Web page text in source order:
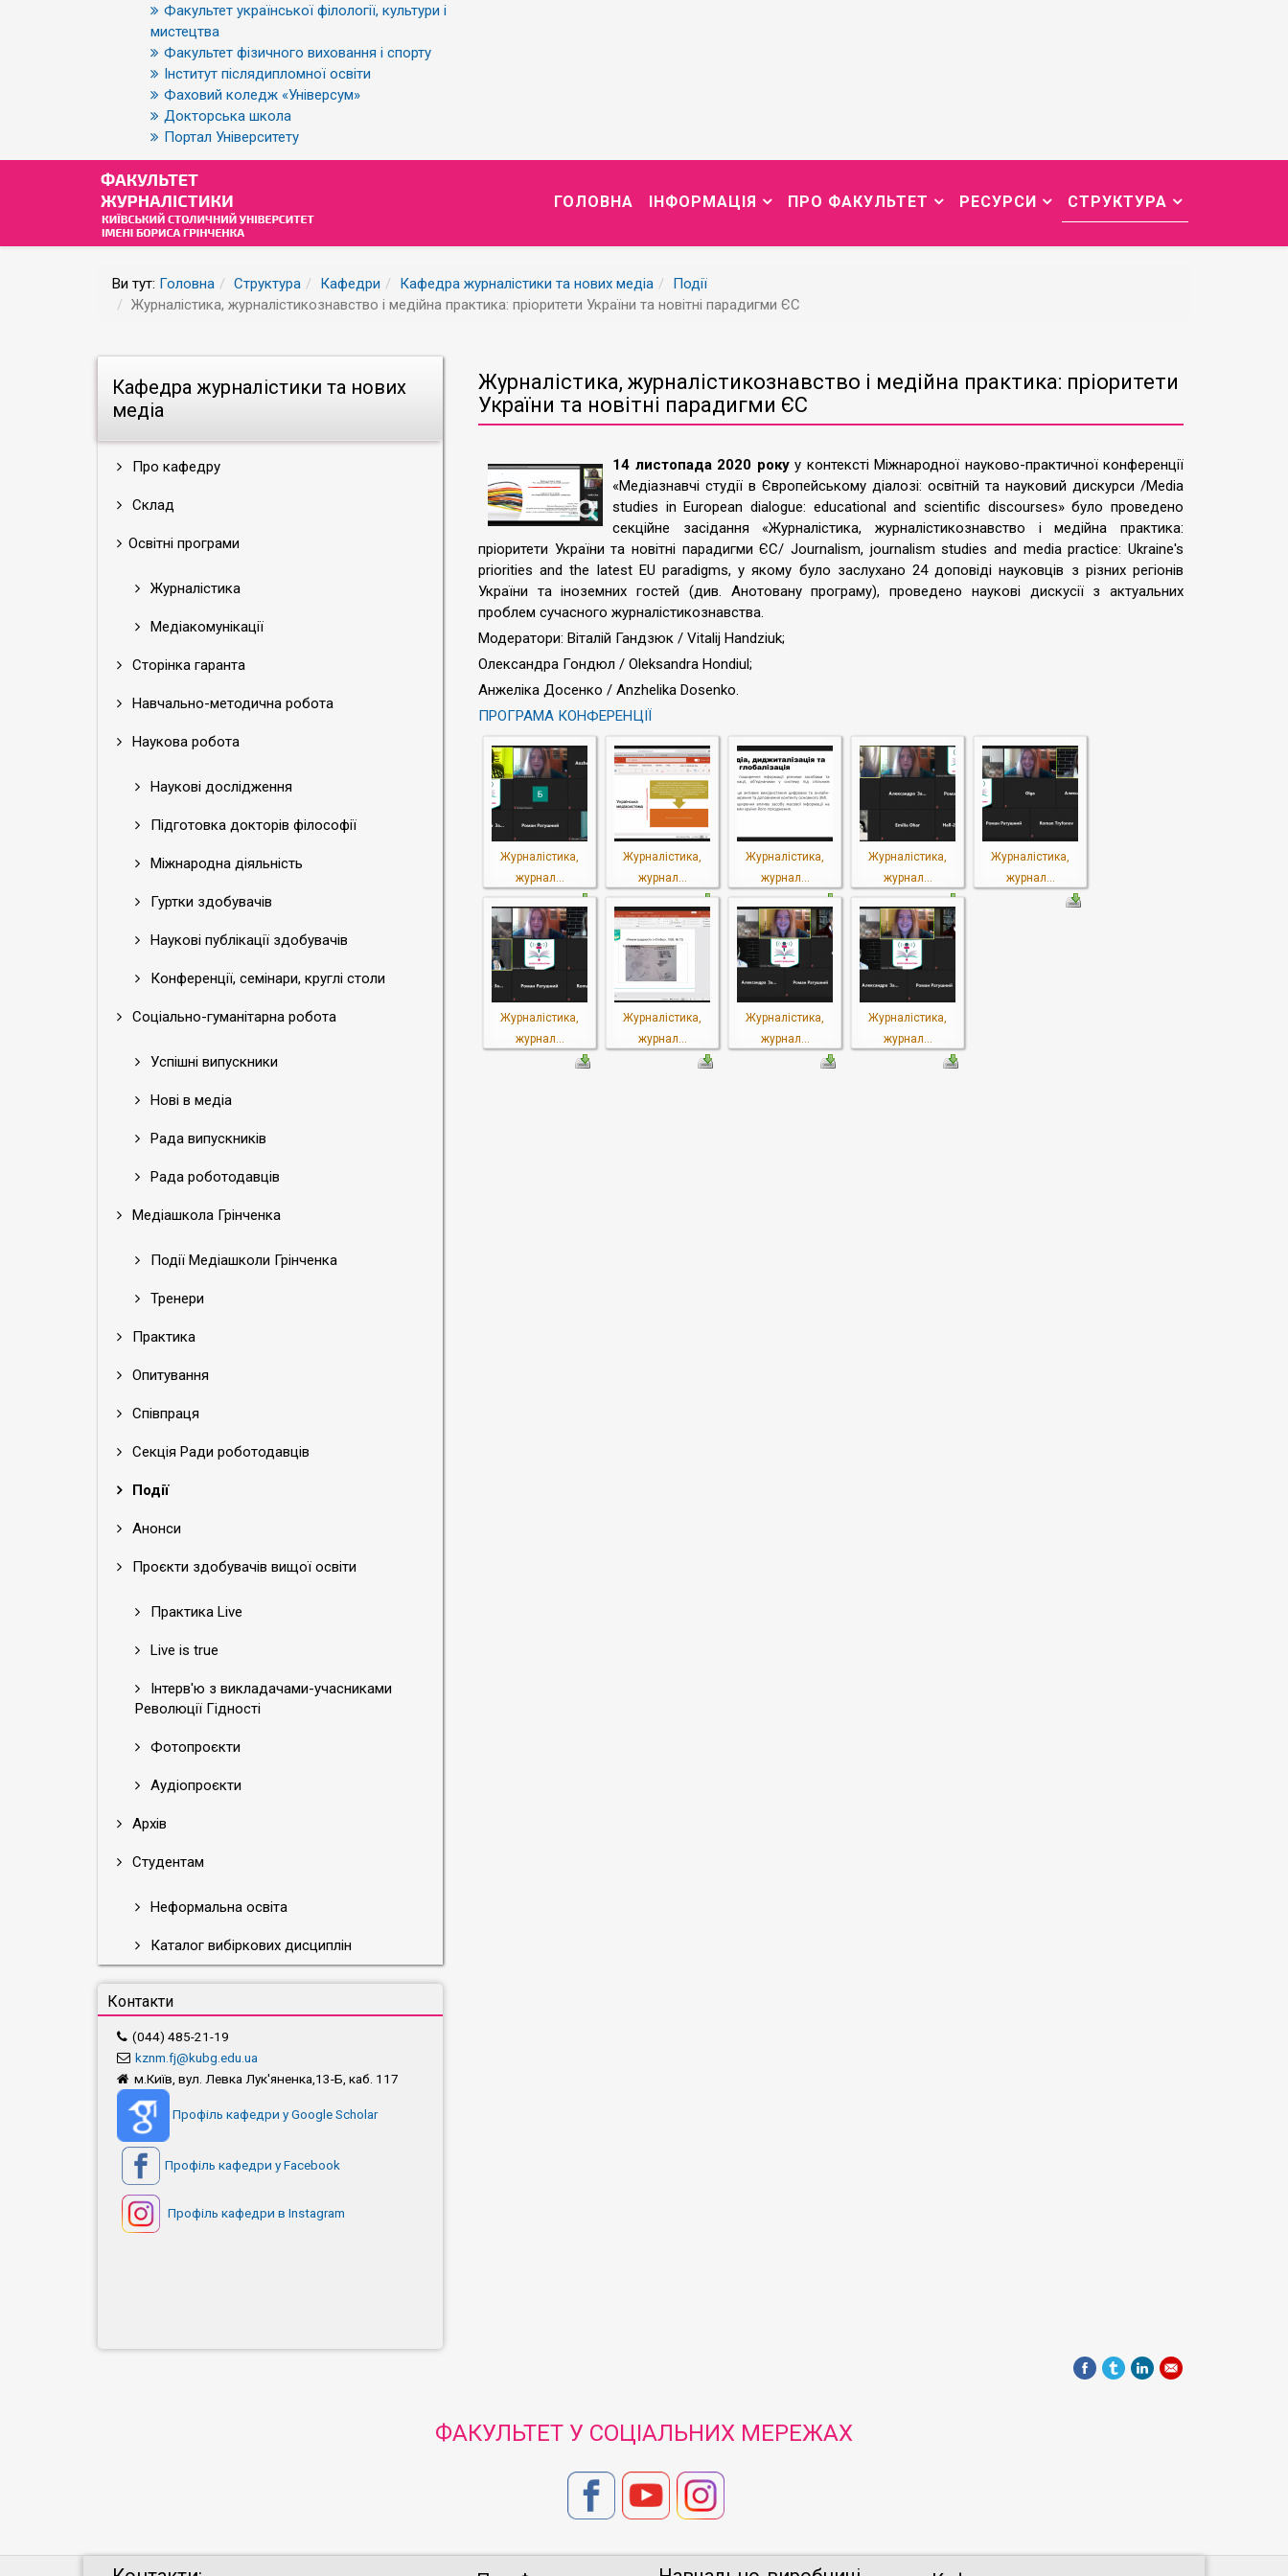
Факультет української філології, культури і
мистецтва
Факультет фізичного виховання і спорту
Інститут післядипломної освіти
Фаховий коледж «Універсум»
Докторська школа
Портал Університету
ГОЛОВНА ІНФОРМАЦІЯ ПРО ФАКУЛЬТЕТ РЕСУРСИ СТРУКТУРА
Ви тут: Головна Структура Кафедри Кафедра журналістики та нових медіа
Події
Журналістика, журналістикознавство і медійна практика: пріоритети України та новітні парадигми ЄС
Кафедра журналістики та нових
медіа
Про кафедру
Склад
Освітні програми
Журналістика
Медіакомунікації
Сторінка гаранта
Навчально-методична робота
Наукова робота
Наукові дослідження
Підготовка докторів філософії
Міжнародна діяльність
Гуртки здобувачів
Наукові публікації здобувачів
Конференції, семінари, круглі столи
Соціально-гуманітарна робота
Успішні випускники
Нові в медіа
Рада випускників
Рада роботодавців
Медіашкола Грінченка
Події Медіашколи Грінченка
Тренери
Практика
Опитування
Співпраця
Секція Ради роботодавців
Події
Анонси
Проєкти здобувачів вищої освіти
Практика Live
Live is true
Інтерв'ю з викладачами-учасниками
Революції Гідності
Фотопроєкти
Аудіопроєкти
Архів
Студентам
Неформальна освіта
Каталог вибіркових дисциплін
Контакти
(044) 485-21-19
kznm.fj@kubg.edu.ua
м.Київ, вул. Левка Лук'яненка,13-Б, каб. 117
Профіль кафедри у Google Scholar
Профіль кафедри у Facebook
Профіль кафедри в Instagram
Журналістика, журналістикознавство і медійна практика: пріоритети
України та новітні парадигми ЄС
14 листопада 2020 рокуу контексті Міжнародної науково-практичної конференції
«Медіазнавчі студії в Європейському діалозі: освітній та науковий дискурси /Media
studies in European dialogue: educational and scientific discourses» було проведено
секційне засідання «Журналістика, журналістикознавство і медійна практика:
пріоритети України та новітні парадигми ЄС/ Journalism, journalism studies and media practice: Ukraine's
priorities and the latest EU paradigms, у якому було заслухано 24 доповіді науковців з різних регіонів
України та іноземних гостей (див. Анотовану програму), проведено наукові дискусії з актуальних
проблем сучасного журналістикознавства.
Модератори: Віталій Гандзюк / Vitalij Handziuk;
Олександра Гондюл / Oleksandra Hondiul;
Анжеліка Досенко / Anzhelika Dosenko.
ПРОГРАМА КОНФЕРЕНЦІЇ
Журналістика,
журнал...
Журналістика,
журнал...
Журналістика,
журнал...
Журналістика,
журнал...
Журналістика,
журнал...
Журналістика,
журнал...
Журналістика,
журнал...
Журналістика,
журнал...
Журналістика,
журнал...
ФАКУЛЬТЕТ У СОЦІАЛЬНИХ МЕРЕЖАХ